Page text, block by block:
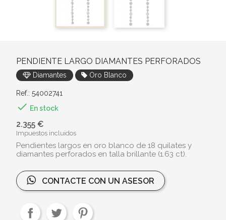
PENDIENTE LARGO DIAMANTES PERFORADOS
Diamantes Oro Blanco
Ref.: 54002741
 En stock
2.355 €
Impuestos incluidos
Pendientes largos en oro blanco de 18 quilates y
diamantes perforados en talla brillante (1.63 ct).
CONTACTE CON UN ASESOR